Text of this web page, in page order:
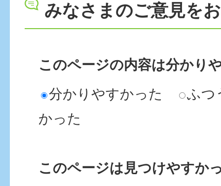
みなさまのご意見を
このページの内容は分かり
分かりやすかった
ふつ
かった
このページは見つけやすか